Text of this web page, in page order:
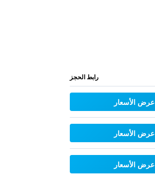
رابط الحجز
عرض الأسعار
عرض الأسعار
عرض الأسعار